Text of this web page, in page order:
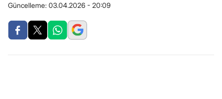
Güncelleme: 03.04.2026 - 20:09